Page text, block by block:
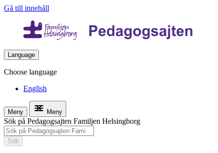
Gå till innehåll
Language
Choose language
English
Meny Meny
Sök på Pedagogsajten Familjen Helsingborg
Sök